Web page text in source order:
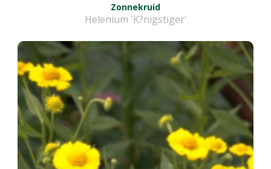
Zonnekruid
Helenium 'K?nigstiger'